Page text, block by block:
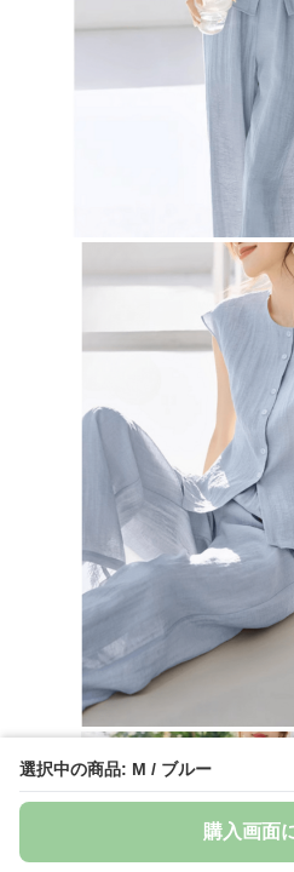
選択中の商品: M / ブルー
購入画面